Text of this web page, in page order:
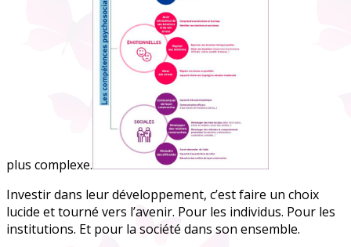
plus complexe.
Investir dans leur développement, c’est faire un choix
lucide et tourné vers l’avenir. Pour les individus. Pour les
institutions. Et pour la société dans son ensemble.